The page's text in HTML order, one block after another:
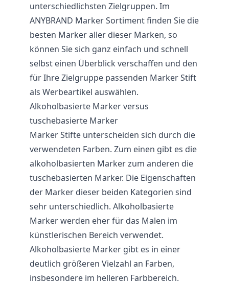
unterschiedlichsten Zielgruppen. Im
ANYBRAND Marker Sortiment finden Sie die
besten Marker aller dieser Marken, so
können Sie sich ganz einfach und schnell
selbst einen Überblick verschaffen und den
für Ihre Zielgruppe passenden Marker Stift
als Werbeartikel auswählen.
Alkoholbasierte Marker versus
tuschebasierte Marker
Marker Stifte unterscheiden sich durch die
verwendeten Farben. Zum einen gibt es die
alkoholbasierten Marker zum anderen die
tuschebasierten Marker. Die Eigenschaften
der Marker dieser beiden Kategorien sind
sehr unterschiedlich. Alkoholbasierte
Marker werden eher für das Malen im
künstlerischen Bereich verwendet.
Alkoholbasierte Marker gibt es in einer
deutlich größeren Vielzahl an Farben,
insbesondere im helleren Farbbereich.